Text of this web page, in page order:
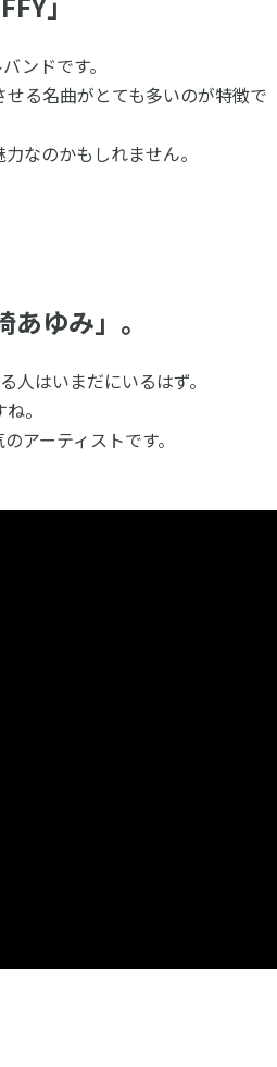
ンドです。
る名曲がとても多いのが特徴で
なのかもしれません。
ゆみ」。
はいまだにいるはず。
。
アーティストです。